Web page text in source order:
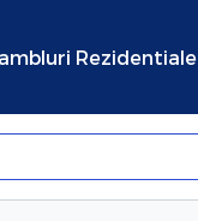
Rezidentiale